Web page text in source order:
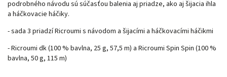
podrobného návodu sú súčasťou balenia aj priadze, ako aj šijacia ihla
a háčkovacie háčiky.
- sada 3 priadzí Ricroumi s návodom a šijacími a háčkovacími háčikmi
- Ricroumi dk (100 % bavlna, 25 g, 57,5 ​​m) a Ricroumi Spin Spin (100 %
bavlna, 50 g, 115 m)